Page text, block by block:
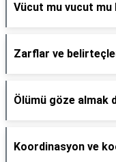
Vücut mu vucut mu
Zarflar ve
Ölümü göze almak
Koordinasyon ve